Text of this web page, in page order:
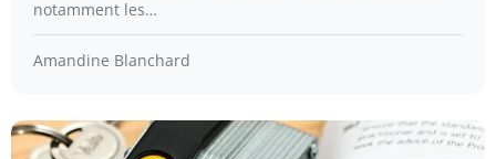
notamment les…
Amandine Blanchard